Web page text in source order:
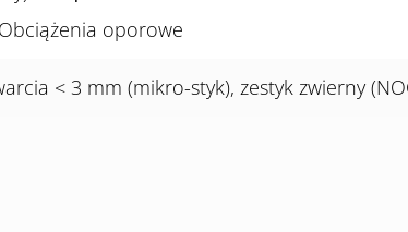
oporowe
< 3 mm (mikro-styk), zestyk zwierny